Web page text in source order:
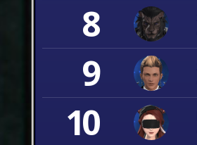
8
9
10